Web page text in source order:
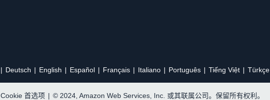
Deutsch English Español Français Italiano Português Tiếng Việt Türkçe
Cookie 首选项 | © 2024, Amazon Web Services, Inc. 或其联属公司。保留所有权利。